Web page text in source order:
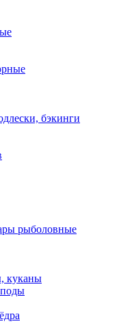
бэкинги
рыболовные
куканы